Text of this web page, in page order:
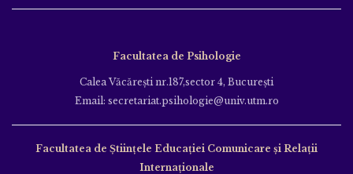
Facultatea de Psihologie
Calea Văcăreşti nr.187,sector 4, Bucureşti
Email: secretariat.psihologie@univ.utm.ro
Facultatea de Ştiinţele Educației Comunicare și Relații
Internaționale